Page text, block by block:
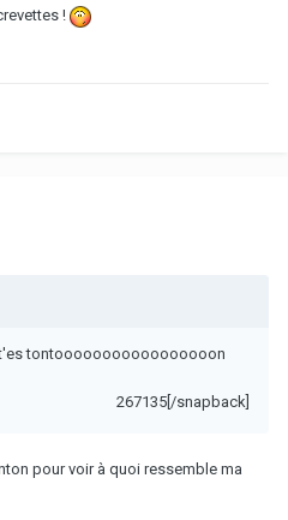
!
t'es tontooooooooooooooooon
267135[/snapback]
pour voir à quoi ressemble ma